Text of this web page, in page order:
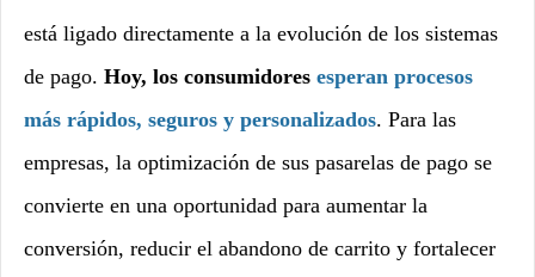
está ligado directamente a la evolución de los sistemas
de pago. Hoy, los consumidores esperan procesos
más rápidos, seguros y personalizados. Para las
empresas, la optimización de sus pasarelas de pago se
convierte en una oportunidad para aumentar la
conversión, reducir el abandono de carrito y fortalecer